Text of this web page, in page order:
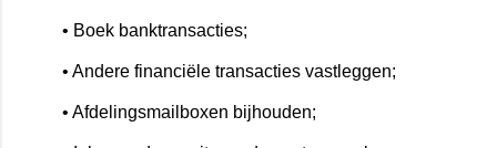
• Boek banktransacties;
• Andere financiële transacties vastleggen;
• Afdelingsmailboxen bijhouden;